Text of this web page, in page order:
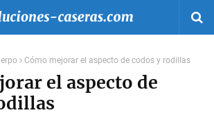
Cómo mejorar el aspecto de codos y rodillas
el aspecto de